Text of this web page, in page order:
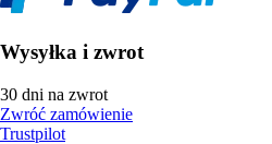
Wysyłka i zwrot
30 dni na zwrot
Zwróć zamówienie
Trustpilot